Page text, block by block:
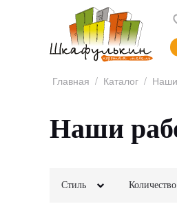
Главная / Каталог /
Стиль
Наши